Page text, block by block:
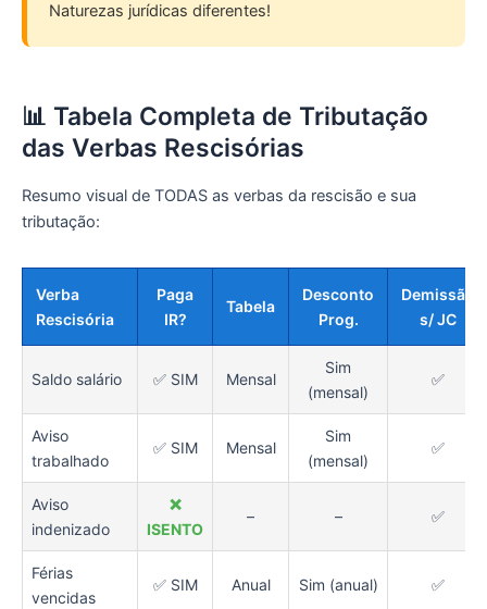
Naturezas jurídicas diferentes!
📊 Tabela Completa de Tributação
das Verbas Rescisórias
Resumo visual de TODAS as verbas da rescisão e sua
tributação:
Verba
Rescisória
Paga
IR?
Tabela
Desconto
Prog.
Demissão
s/ JC
Saldo salário ✅ SIM Mensal
Sim
(mensal)
✅
Aviso
trabalhado
✅ SIM Mensal
Sim
(mensal)
✅
Aviso
indenizado
❌
ISENTO
– – ✅
Férias
vencidas
✅ SIM Anual Sim (anual) ✅